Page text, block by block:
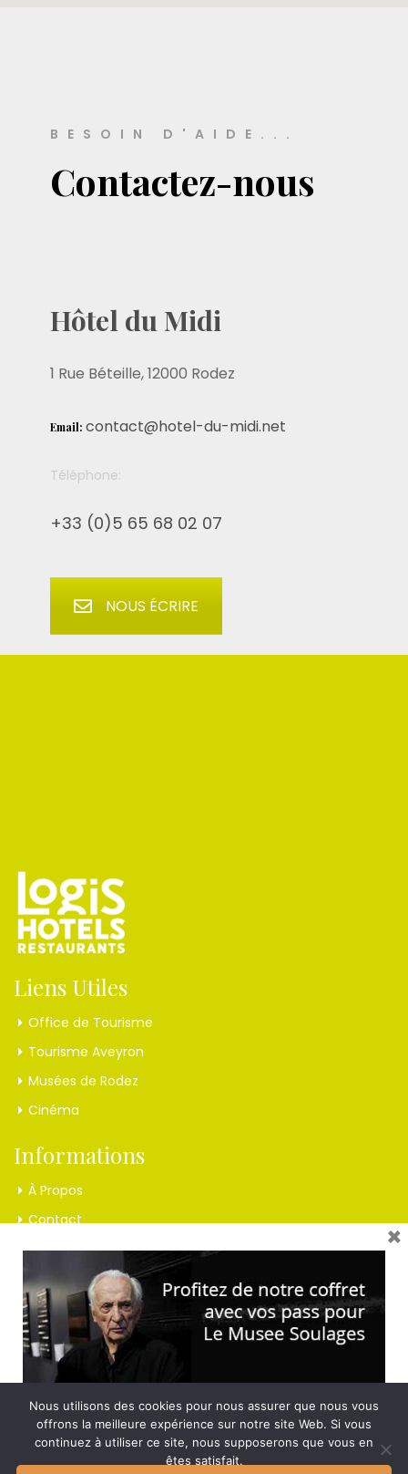
BESOIN D'AIDE...
Contactez-nous
Hôtel du Midi
1 Rue Béteille, 12000 Rodez
Email: contact@hotel-du-midi.net
Téléphone:
+33 (0)5 65 68 02 07
NOUS ÉCRIRE
Liens Utiles
Office de Tourisme
Tourisme Aveyron
Musées de Rodez
Cinéma
Informations
À Propos
Contact
Mentions Légales
Inscrivez-vous à la lettre !
Et recevez nos dernières nouvelles
Nous utilisons des cookies pour nous assurer que nous vous
offrons la meilleure expérience sur notre site Web. Si vous
continuez à utiliser ce site, nous supposerons que vous en
êtes satisfait.
×